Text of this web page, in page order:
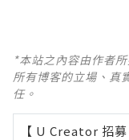
*本站之內容由作者
所有博客的立場、真
任。
【 U Creator 招募